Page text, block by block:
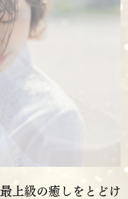
最上級の癒しをとどけ